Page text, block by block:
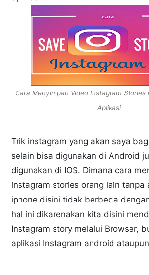
Cara Menyimpan Video Instagram Stories
Aplikasi
Trik instagram yang akan saya
selain bisa digunakan di Android
digunakan di IOS. Dimana cara
instagram stories orang lain tanpa
iphone disini tidak berbeda
hal ini dikarenakan kita disini
Instagram story melalui Browser,
aplikasi Instagram android